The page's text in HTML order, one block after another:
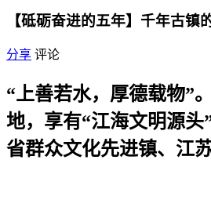
【砥砺奋进的五年】千年古镇
分享 评论
“上善若水，厚德载物”
地，享有“江海文明源
省群众文化先进镇、江